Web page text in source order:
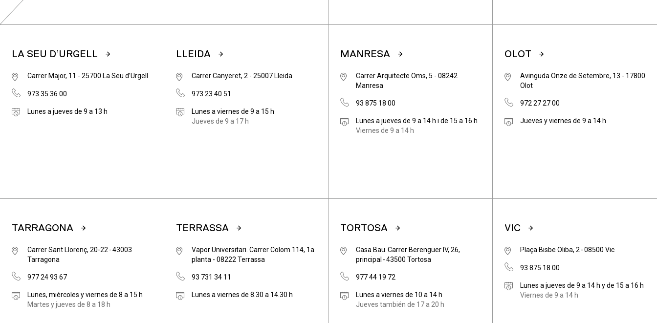
LA SEU D’URGELL
Carrer Major, 11 - 25700 La Seu d’Urgell
973 35 36 00
Lunes a jueves de 9 a 13 h
LLEIDA
Carrer Canyeret, 2 - 25007 Lleida
973 23 40 51
Lunes a viernes de 9 a 15 h
Jueves de 9 a 17 h
MANRESA
Carrer Arquitecte Oms, 5 - 08242
Manresa
93 875 18 00
Lunes a jueves de 9 a 14 h i de 15 a 16 h
Viernes de 9 a 14 h
OLOT
Avinguda Onze de Setembre, 13 - 17800
Olot
972 27 27 00
Jueves y viernes de 9 a 14 h
TARRAGONA
Carrer Sant Llorenç, 20-22 - 43003
Tarragona
977 24 93 67
Lunes, miércoles y viernes de 8 a 15 h
Martes y jueves de 8 a 18 h
TERRASSA
Vapor Universitari. Carrer Colom 114, 1a
planta - 08222 Terrassa
93 731 34 11
Lunes a viernes de 8.30 a 14.30 h
TORTOSA
Casa Bau. Carrer Berenguer IV, 26,
principal - 43500 Tortosa
977 44 19 72
Lunes a viernes de 10 a 14 h
Jueves también de 17 a 20 h
VIC
Plaça Bisbe Oliba, 2 - 08500 Vic
93 875 18 00
Lunes a jueves de 9 a 14 h y de 15 a 16 h
Viernes de 9 a 14 h